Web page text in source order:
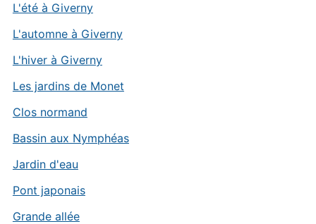
L'été à Giverny
L'automne à Giverny
L'hiver à Giverny
Les jardins de Monet
Clos normand
Bassin aux Nymphéas
Jardin d'eau
Pont japonais
Grande allée